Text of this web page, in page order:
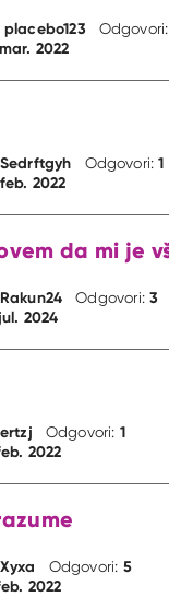
placebo123 Odgovori:
2022
Sedrftgyh Odgovori:1
2022
da mi je
Rakun24 Odgovori:3
2024
ertzj Odgovori: 1
2022
Xyxa Odgovori: 5
2022